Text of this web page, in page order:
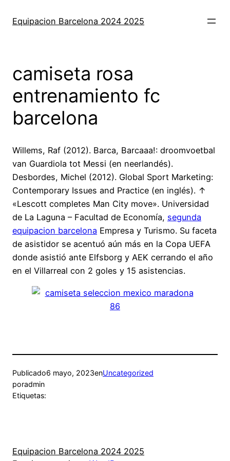
Equipacion Barcelona 2024 2025
camiseta rosa
entrenamiento fc
barcelona
Willems, Raf (2012). Barca, Barcaaa!: droomvoetbal
van Guardiola tot Messi (en neerlandés).
Desbordes, Michel (2012). Global Sport Marketing:
Contemporary Issues and Practice (en inglés). ↑
«Lescott completes Man City move». Universidad
de La Laguna – Facultad de Economía, segunda
equipacion barcelona Empresa y Turismo. Su faceta
de asistidor se acentuó aún más en la Copa UEFA
donde asistió ante Elfsborg y AEK cerrando el año
en el Villarreal con 2 goles y 15 asistencias.
Publicado6 mayo, 2023enUncategorized
poradmin
Etiquetas:
Equipacion Barcelona 2024 2025